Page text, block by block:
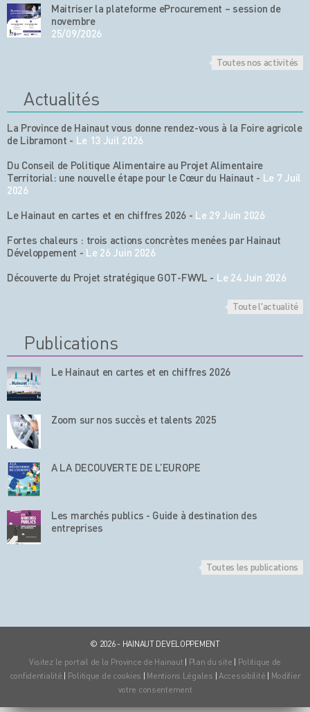
Maitriser la plateforme eProcurement – session de
novembre
25/09/2026
Toutes nos activités
Actualités
La Province de Hainaut vous donne rendez-vous à la Foire agricole
de Libramont - Le 13 Juil 2026
Du Conseil de Politique Alimentaire au Projet Alimentaire
Territorial: une nouvelle étape pour le Cœur du Hainaut - Le 7 Juil
2026
Le Hainaut en cartes et en chiffres 2026 - Le 29 Juin 2026
Fortes chaleurs : trois actions concrètes menées par Hainaut
Développement - Le 26 Juin 2026
Découverte du Projet stratégique GOT-FWVL - Le 24 Juin 2026
Toute l'actualité
Publications
Le Hainaut en cartes et en chiffres 2026
Zoom sur nos succès et talents 2025
A LA DECOUVERTE DE L’EUROPE
Les marchés publics - Guide à destination des
entreprises
Toutes les publications
© 2026 - HAINAUT DEVELOPPEMENT
Visitez le portail de la Province de Hainaut | Plan du site | Politique de
confidentialité | Politique de cookies | Mentions Légales | Accessibilité | Modifier
votre consentement